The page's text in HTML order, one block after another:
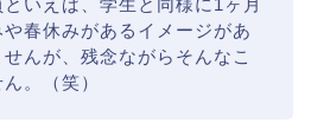
春休みがあるイメージがあ
んが、残念ながらそんなこ
。（笑）